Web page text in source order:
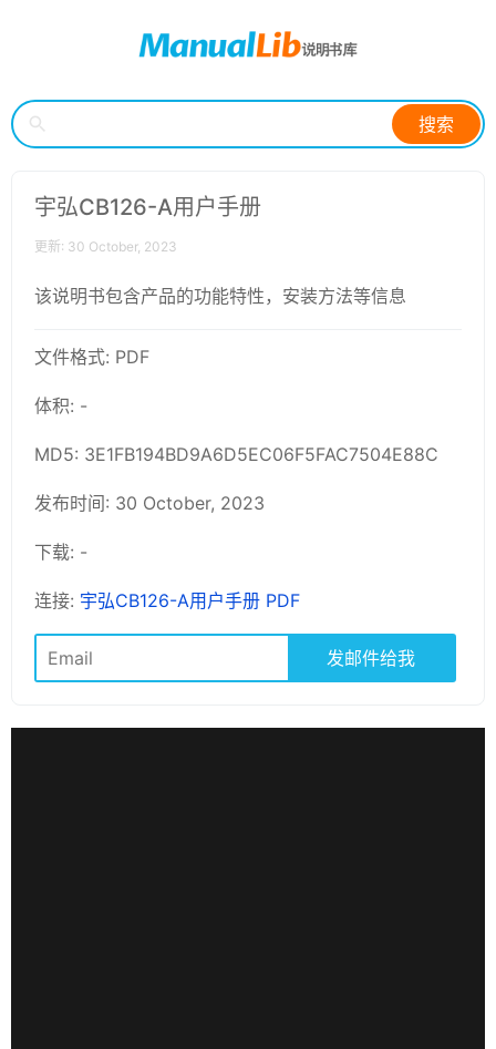
搜索
宇弘CB126-A用户手册
更新: 30 October, 2023
该说明书包含产品的功能特性，安装方法等信息
文件格式: PDF
体积: -
MD5: 3E1FB194BD9A6D5EC06F5FAC7504E88C
发布时间: 30 October, 2023
下载: -
连接: 宇弘CB126-A用户手册 PDF
发邮件给我